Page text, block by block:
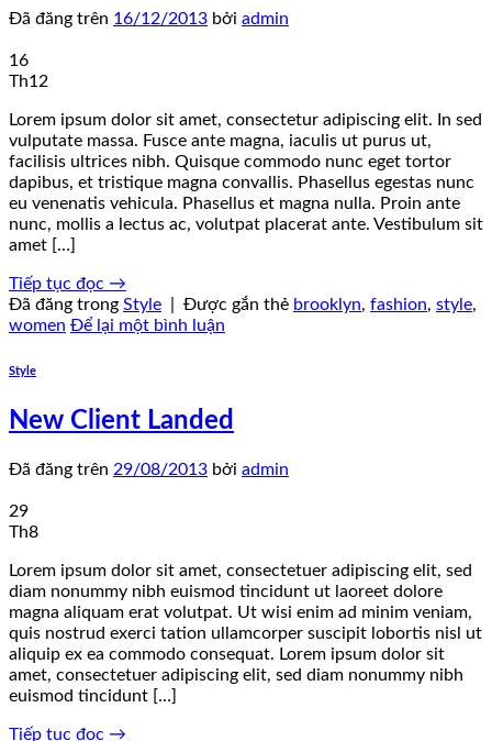
Đã đăng trên 16/12/2013 bởi admin
16
Th12
Lorem ipsum dolor sit amet, consectetur adipiscing elit. In sed
vulputate massa. Fusce ante magna, iaculis ut purus ut,
facilisis ultrices nibh. Quisque commodo nunc eget tortor
dapibus, et tristique magna convallis. Phasellus egestas nunc
eu venenatis vehicula. Phasellus et magna nulla. Proin ante
nunc, mollis a lectus ac, volutpat placerat ante. Vestibulum sit
amet […]
Tiếp tục đọc →
Đã đăng trong Style Được gắn thẻ brooklyn, fashion, style,
women Để lại một bình luận
Style
New Client Landed
Đã đăng trên 29/08/2013 bởi admin
29
Th8
Lorem ipsum dolor sit amet, consectetuer adipiscing elit, sed
diam nonummy nibh euismod tincidunt ut laoreet dolore
magna aliquam erat volutpat. Ut wisi enim ad minim veniam,
quis nostrud exerci tation ullamcorper suscipit lobortis nisl ut
aliquip ex ea commodo consequat. Lorem ipsum dolor sit
amet, consectetuer adipiscing elit, sed diam nonummy nibh
euismod tincidunt […]
Tiếp tục đọc →